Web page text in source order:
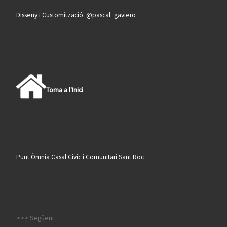
Disseny i Customització: @pascal_gaviero
Torna a l'Inici
Punt Òmnia Casal Cívic i Comunitari Sant Roc
>>> Següent